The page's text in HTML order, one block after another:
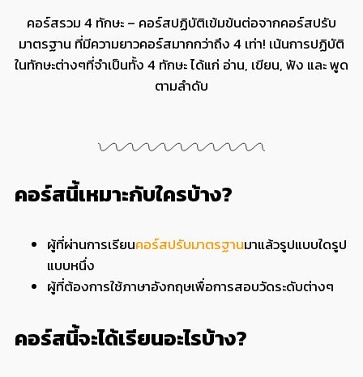
คอร์สรวม 4 ทักษะ – คอร์สปฏิบัติเข้มข้นต่อจากคอร์สปรับ
มาตรฐาน ที่มีความยาวคอร์สมากกว่าถึง 4 เท่า! เน้นการปฏิบัติ
ในทักษะต่างๆที่จำเป็นทั้ง 4 ทักษะ ได้แก่ อ่าน, เขียน, ฟัง และ พูด
ตามลำดับ
คอร์สนี้เหมาะกับใครบ้าง?
ผู้ที่ผ่านการเรียนคอร์สปรับมาตรฐานมาแล้วรูปแบบใดรูป
แบบหนึ่ง
ผู้ที่ต้องการใช้ภาษาอังกฤษเพื่อการสอบวัดระดับต่างๆ
คอร์สนี้จะได้เรียนอะไรบ้าง?